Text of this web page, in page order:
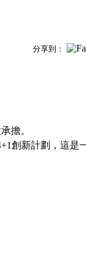
分享到：
擔。
創新計劃，這是